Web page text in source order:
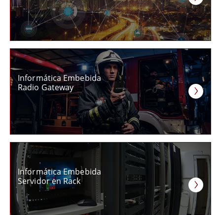
Informática Embebida
Radio Gateway
Informática Embebida
Servidor en Rack